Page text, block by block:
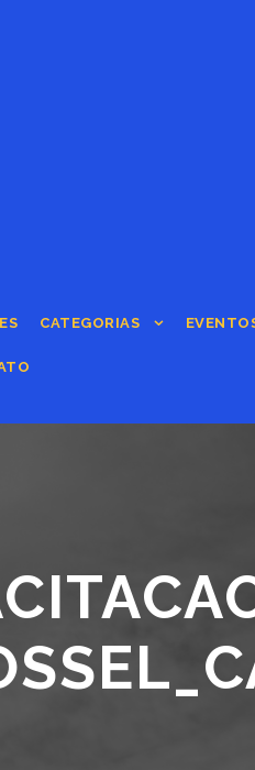
CATEGORIAS